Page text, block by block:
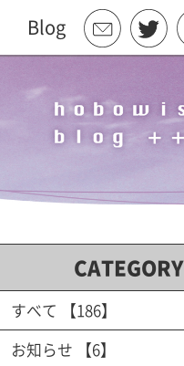
Blog
CATEGORY
すべて 【186】
お知らせ 【6】